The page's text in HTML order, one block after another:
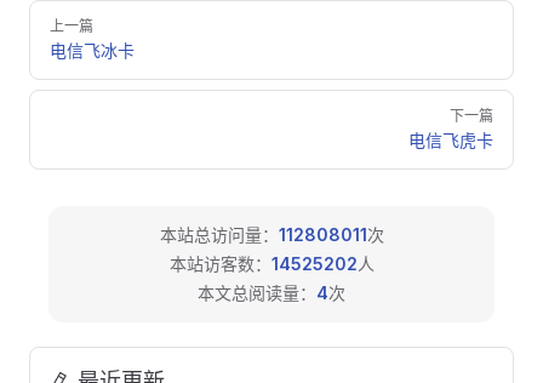
Pager
上一篇
电信飞冰卡
下一篇
电信飞虎卡
本站总访问量： 112808011次
本站访客数： 14525202人
本文总阅读量： 4次